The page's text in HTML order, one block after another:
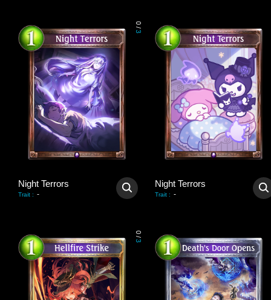
0
/
3
Night Terrors
Trait : -
Night Terrors
Trait : -
0
/
3